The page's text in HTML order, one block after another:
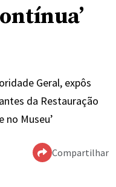
Geral, expôs
da Restauração
no Museu’
Compartilhar